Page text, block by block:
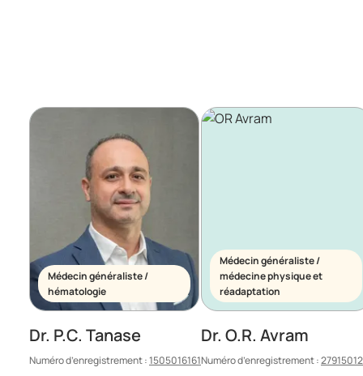
Médecin généraliste /
hématologie
Dr. P.C. Tanase
Numéro d’enregistrement :1505016161
Médecin généraliste /
médecine physique et
réadaptation
Dr. O.R. Avram
Numéro d’enregistrement :